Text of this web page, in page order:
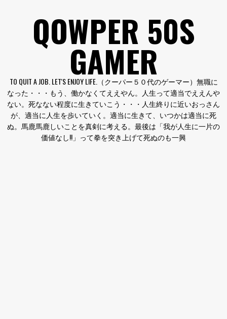
QOWPER 50S
GAMER
TO QUIT A JOB. LET'S ENJOY LIFE.（クーパー５０代のゲーマー）無職に
なった・・・もう、働かなくてええやん。人生って適当でええんや
ない。死なない程度に生きていこう・・・人生終りに近いおっさん
が、適当に人生を歩いていく。適当に生きて、いつかは適当に死
ぬ。馬鹿馬鹿しいことを真剣に考える。最後は「我が人生に一片の
価値なし!!」って拳を突き上げて死ぬのも一興